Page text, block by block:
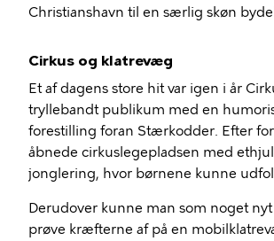
Christianshavn til en særlig skøn
Cirkus og klatrevæg
Et af dagens store hit var igen i år
tryllebandt publikum med en
forestilling foran Stærkodder. Efter
åbnede cirkuslegepladsen med
jonglering, hvor børnene kunne
Derudover kunne man som noget nyt
prøve kræfterne af på en